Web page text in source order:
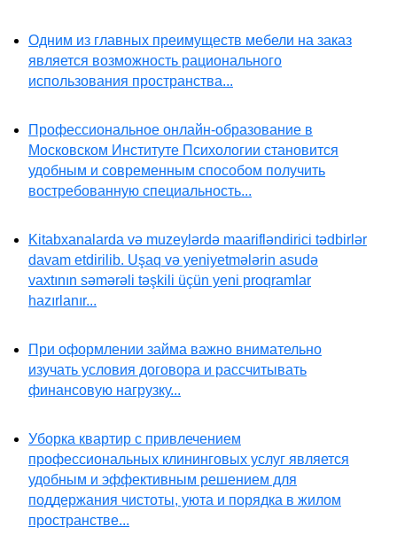
Одним из главных преимуществ мебели на заказ
является возможность рационального
использования пространства...
Профессиональное онлайн-образование в
Московском Институте Психологии становится
удобным и современным способом получить
востребованную специальность...
Kitabxanalarda və muzeylərdə maarifləndirici tədbirlər
davam etdirilib. Uşaq və yeniyetmələrin asudə
vaxtının səmərəli təşkili üçün yeni proqramlar
hazırlanır...
При оформлении займа важно внимательно
изучать условия договора и рассчитывать
финансовую нагрузку...
Уборка квартир с привлечением
профессиональных клининговых услуг является
удобным и эффективным решением для
поддержания чистоты, уюта и порядка в жилом
пространстве...